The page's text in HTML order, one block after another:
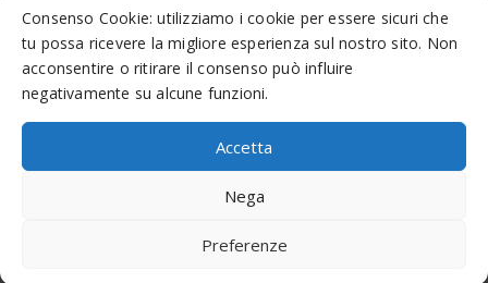
Consenso Cookie: utilizziamo i cookie per essere sicuri che
tu possa ricevere la migliore esperienza sul nostro sito. Non
acconsentire o ritirare il consenso può influire
negativamente su alcune funzioni.
Accetta
Nega
Preferenze
Cookie Policy
MADE WEB SOLUTIONS